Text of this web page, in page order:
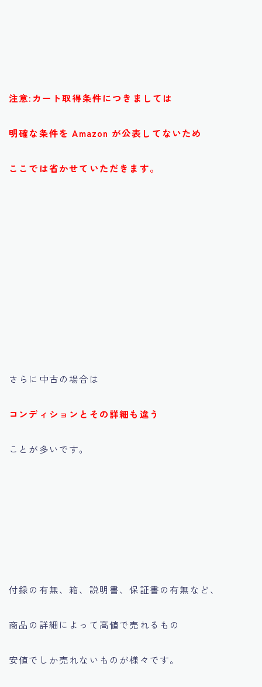
注意:カート取得条件につきましては
明確な条件を Amazon が公表してないため
ここでは省かせていただきます。
さらに中古の場合は
コンディションとその詳細も違う
ことが多いです。
付録の有無、箱、説明書、保証書の有無など、
商品の詳細によって高値で売れるもの
安値でしか売れないものが様々です。